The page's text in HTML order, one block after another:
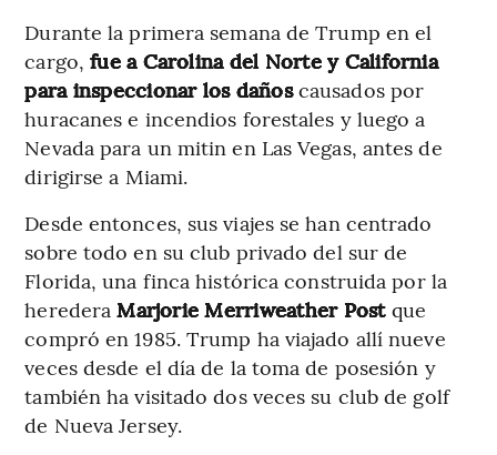
Durante la primera semana de Trump en el
cargo,fue a Carolina del Norte y California
para inspeccionar los dañoscausados por
huracanes e incendios forestales y luego a
Nevada para un mitin en Las Vegas, antes de
dirigirse a Miami.
Desde entonces, sus viajes se han centrado
sobre todo en su club privado del sur de
Florida, una finca histórica construida por la
herederaMarjorie Merriweather Postque
compró en 1985. Trump ha viajado allí nueve
veces desde el día de la toma de posesión y
también ha visitado dos veces su club de golf
de Nueva Jersey.